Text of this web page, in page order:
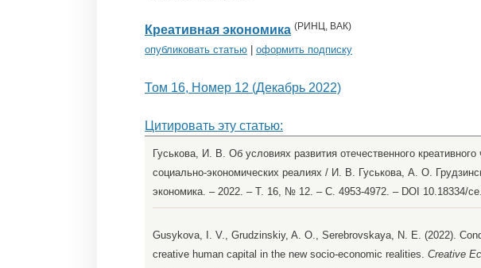
Креативная экономика (РИНЦ, ВАК)
опубликовать статью оформить подписку
Том 16, Номер 12 (Декабрь 2022)
Цитировать эту статью:
Гуськова, И. В. Об условиях развития отечественного
социально-экономических реалиях / И. В. Гуськова, А. О.
экономика. – 2022. – Т. 16, № 12. – С. 4953-4972. – DOI 10.18334/
Gusykova, I. V., Grudzinskiy, A. O., Serebrovskaya, N. E. (2022).
creative human capital in the new socio-economic realities. Creative